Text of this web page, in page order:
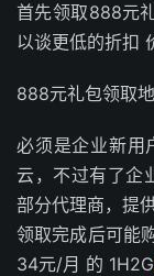
首先领取888元
以谈更低的折扣
888元礼包领取
必须是企业新用
云，不过有了企
部分代理商，提
领取完成后可能
34元/月 的 1H2G